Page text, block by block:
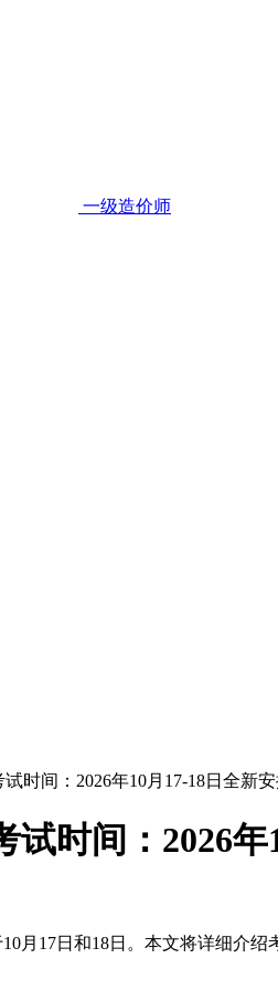
一级造价师
时间：2026年10月17-18日全新
试时间：2026
月17日和18日。本文将详细介